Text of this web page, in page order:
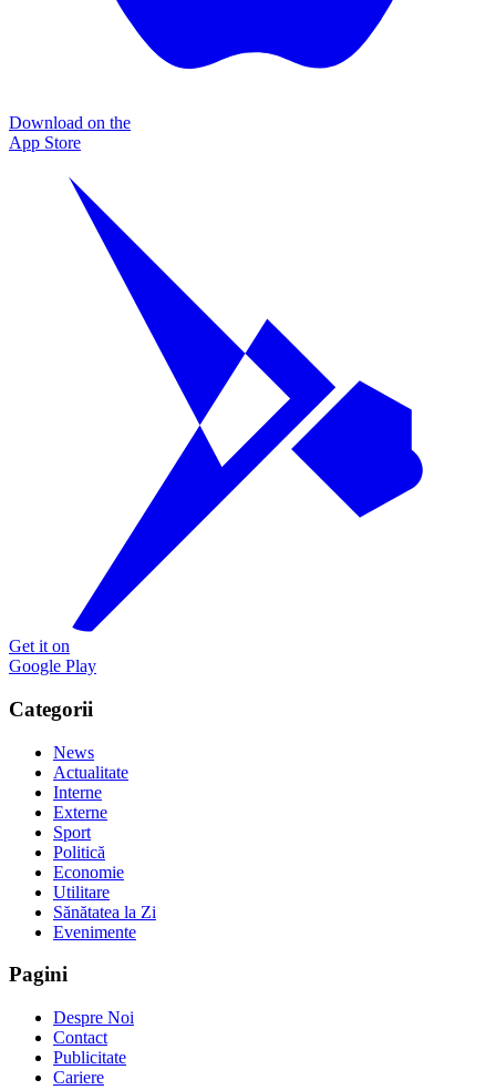
Download on the
App Store
Get it on
Google Play
Categorii
News
Actualitate
Interne
Externe
Sport
Politică
Economie
Utilitare
Sănătatea la Zi
Evenimente
Pagini
Despre Noi
Contact
Publicitate
Cariere